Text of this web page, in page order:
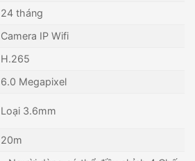
24 tháng
Camera IP Wifi
H.265
6.0 Megapixel
Loại 3.6mm
20m